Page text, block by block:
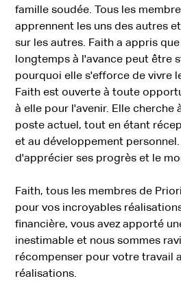
famille soudée. Tous les
apprennent les uns des autres
sur les autres. Faith a appris
longtemps à l'avance peut être
pourquoi elle s'efforce de vivre
Faith est ouverte à toute
à elle pour l'avenir. Elle cherche
poste actuel, tout en étant
et au développement
d'apprécier ses progrès et le
Faith, tous les membres de
pour vos incroyables
financière, vous avez apporté
inestimable et nous sommes
récompenser pour votre travail
réalisations.